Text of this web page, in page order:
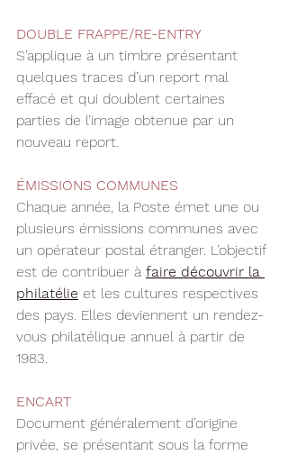
DOUBLE FRAPPE/RE-ENTRY
S’applique à un timbre présentant
quelques traces d’un report mal
effacé et qui doublent certaines
parties de l’image obtenue par un
nouveau report.
ÉMISSIONS COMMUNES
Chaque année, la Poste émet une ou
plusieurs émissions communes avec
un opérateur postal étranger. L’objectif
est de contribuer à faire découvrir la
philatélie et les cultures respectives
des pays. Elles deviennent un rendez-
vous philatélique annuel à partir de
1983.
ENCART
Document généralement d’origine
privée, se présentant sous la forme